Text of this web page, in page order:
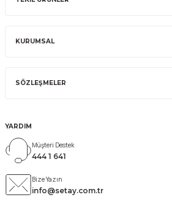
KURUMSAL
SÖZLEŞMELER
YARDIM
Müşteri Destek
444 1 641
Bize Yazın
info@setay.com.tr